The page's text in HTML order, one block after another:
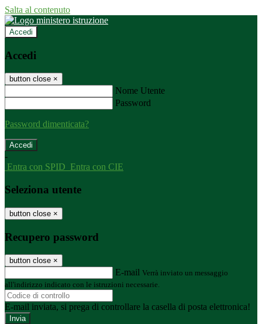
Salta al contenuto
Accedi
Accedi
button close ×
Nome Utente
Password
Password dimenticata?
-
Entra con SPID Entra con CIE
Seleziona utente
button close ×
Recupero password
button close ×
E-mail Verrà inviato un messaggio
all'indirizzo indicato con le istruzioni necessarie.
E-mail inviata, si prega di controllare la casella di posta elettronica!